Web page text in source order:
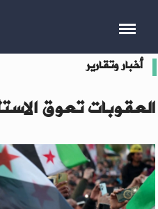
أخبار وتقارير
العقوبات تعوق